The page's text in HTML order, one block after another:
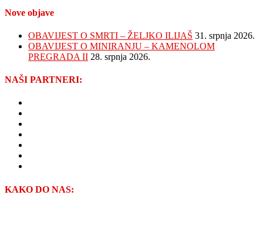
Nove objave
OBAVIJEST O SMRTI – ŽELJKO ILIJAŠ 31. srpnja 2026.
OBAVIJEST O MINIRANJU – KAMENOLOM
PREGRADA II 28. srpnja 2026.
NAŠI PARTNERI:
KAKO DO NAS: